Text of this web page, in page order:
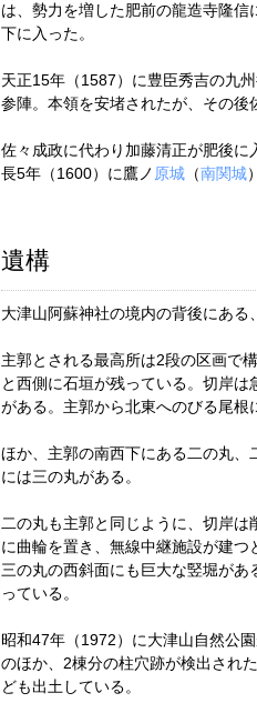
は、勢力を増した肥前の龍造寺隆
下に入った。
天正15年（1587）に豊臣秀吉の九
参陣。本領を安堵されたが、その後
佐々成政に代わり加藤清正が肥後
長5年（1600）に鷹ノ 原城（南関城
遺構
大津山阿蘇神社の境内の背後にある
主郭とされる最高所は2段の区画で
と西側に石垣が残っている。切岸
がある。主郭から北東へのびる尾根
ほか、主郭の南西下にある二の丸
には三の丸がある。
二の丸も主郭と同じように、切岸
に曲輪を置き、無線中継施設が建つ
三の丸の西斜面にも巨大な竪堀が
っている。
昭和47年（1972）に大津山自然公
のほか、2棟分の柱穴跡が検出され
ども出土している。